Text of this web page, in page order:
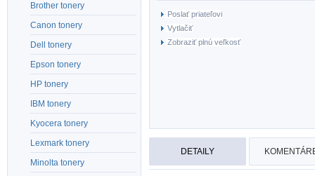
Brother tonery
Canon tonery
Dell tonery
Epson tonery
HP tonery
IBM tonery
Kyocera tonery
Lexmark tonery
Minolta tonery
Poslať priateľovi
Vytlačiť
Zobraziť plnú veľkosť
DETAILY